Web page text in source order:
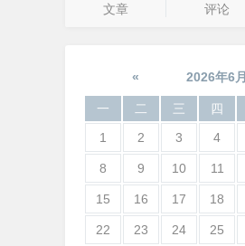
文章 评论
« 2026年6月
一 二 三 四
1
2 3 4
8 9 10 11
15 16 17 18
22 23 24 25